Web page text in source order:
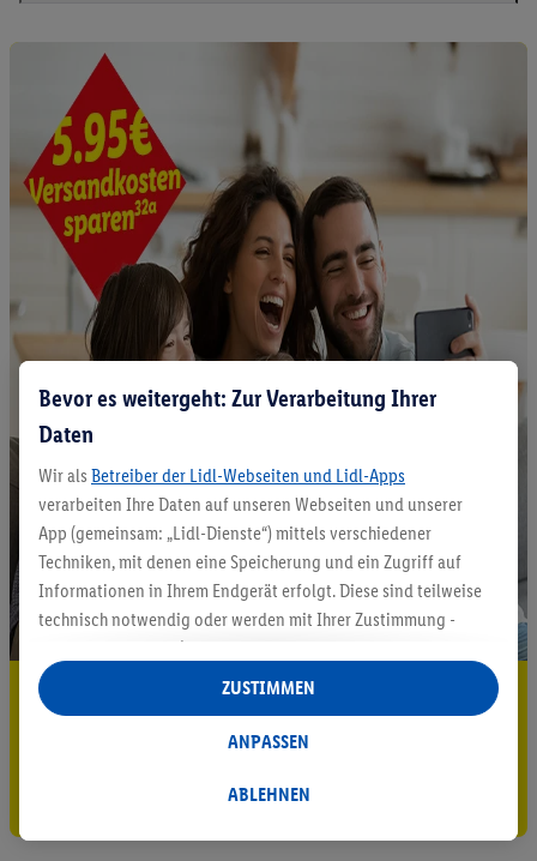
5.95 € Versand sparen³²ᵃ
Jetzt zum Newsletter anmelden
Gutschein sichern!
Bevor es weitergeht: Zur Verarbeitung Ihrer
Daten
Wir als Betreiber der Lidl-Webseiten und Lidl-Apps
verarbeiten Ihre Daten auf unseren Webseiten und unserer
App (gemeinsam: „Lidl-Dienste“) mittels verschiedener
Techniken, mit denen eine Speicherung und ein Zugriff auf
Informationen in Ihrem Endgerät erfolgt. Diese sind teilweise
technisch notwendig oder werden mit Ihrer Zustimmung -
auch durch Partner (u.a.
Verantwortliche; im Zusammenhang mit dem IAB TCF
insgesamt
Statistik-Erstellung oder für personalisierte Werbung
Datenverarbeitungen für personalisierte Werbung werden
ABLEHNEN
ANPASSEN
ZUSTIMMEN